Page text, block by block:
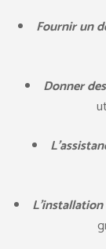
Fournir un
Donner